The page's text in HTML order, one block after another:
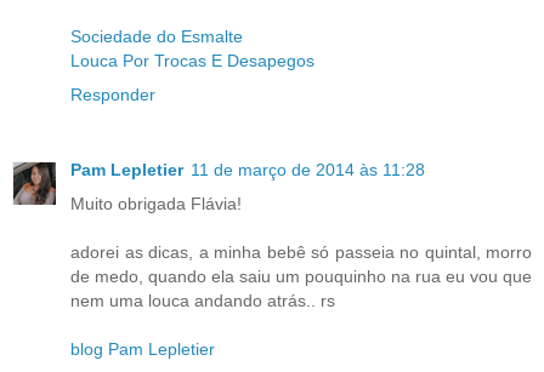
Sociedade do Esmalte
Louca Por Trocas E Desapegos
Responder
Pam Lepletier 11 de março de 2014 às 11:28
Muito obrigada Flávia!
adorei as dicas, a minha bebê só passeia no quintal, morro
de medo, quando ela saiu um pouquinho na rua eu vou que
nem uma louca andando atrás.. rs
blog Pam Lepletier